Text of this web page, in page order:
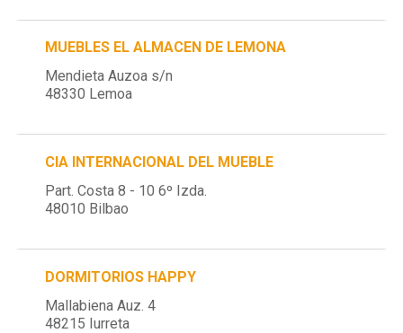
MUEBLES EL ALMACEN DE LEMONA
Mendieta Auzoa s/n
48330 Lemoa
CIA INTERNACIONAL DEL MUEBLE
Part. Costa 8 - 10 6º Izda.
48010 Bilbao
DORMITORIOS HAPPY
Mallabiena Auz. 4
48215 Iurreta